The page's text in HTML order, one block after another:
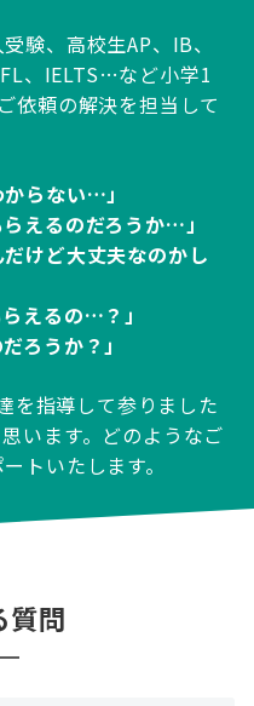
験、高校生AP、IB、
、IELTS…など小学1
依頼の解決を担当して
らない…」
えるのだろうか…」
だけど大丈夫なのかし
えるの…？」
ろうか？」
を指導して参りました
います。どのようなご
トいたします。
質問